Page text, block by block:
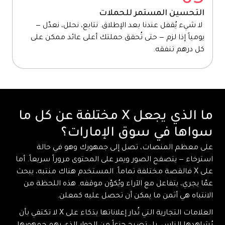
التحسين المستمر للحملات
لا شيء يُقفل عندنا بعد الإطلاق. نتابع، نحلل، نعدّل —
يومياً إذا لزم — حتى تُحقق حملتك أعلى عائد ممكن على
كل درهم تنفقه.
ما الذي يجعل X مختلفة عن كل ما
سواها في سوق الإمارات؟
على معظم المنصات، تصل إلى جمهورك وهو في حالة
استرخاء — يتصفح الصور ويمر على المحتوى مروراً سريعاً. أما
على X فالقصة مختلفة تماماً. المستخدم هناك منتبه، يبحث
عمّا يجري، يتفاعل مع الآراء ويُكوّن موقفه. هذه اللحظة من
الانتباه هي أثمن ما يمكن أن تحصل عليه كمعلن.
العلامات التجارية التي تُدار إعلاناتها بذكاء على X لا تكتفي بأن